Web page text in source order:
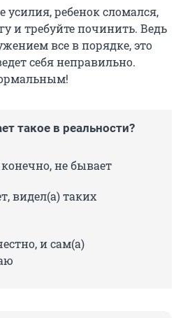
усилия, ребенок сломался,
и требуйте починить. Ведь
все в порядке, это
себя неправильно.
такое в реальности?
не бывает
видел(а) таких
и сам(а)